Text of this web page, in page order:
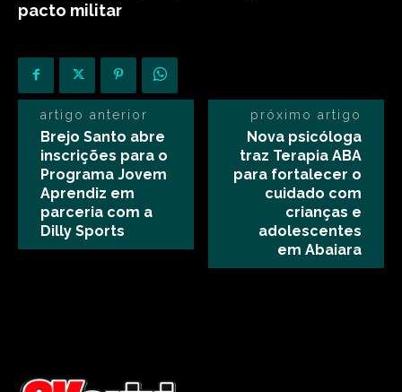
pacto militar
artigo anterior
Brejo Santo abre
inscrições para o
Programa Jovem
Aprendiz em
parceria com a
Dilly Sports
próximo artigo
Nova psicóloga
traz Terapia ABA
para fortalecer o
cuidado com
crianças e
adolescentes
em Abaiara